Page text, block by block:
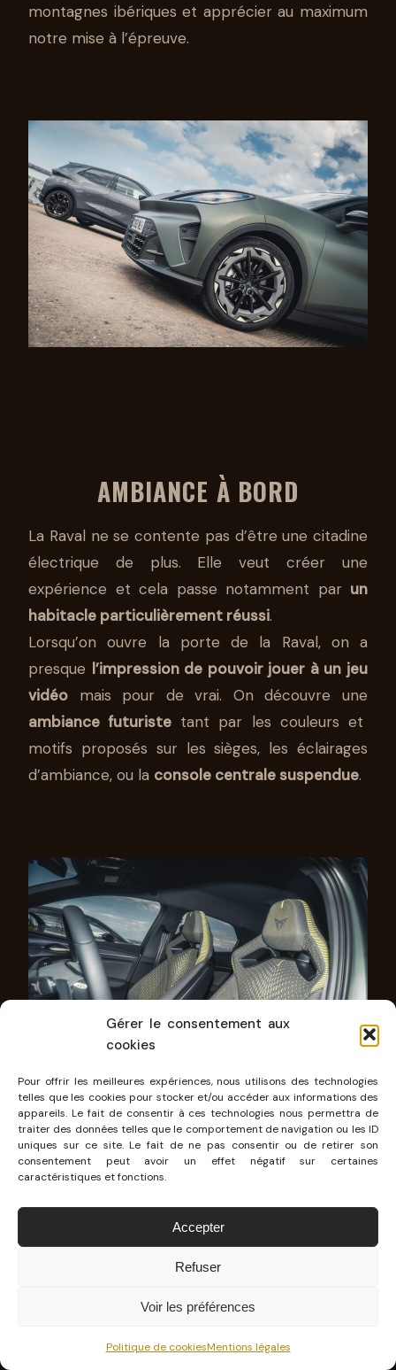
Gérer le consentement aux
cookies
Pour offrir les meilleures expériences, nous utilisons des technologies
telles que les cookies pour stocker et/ou accéder aux informations des
appareils. Le fait de consentir à ces technologies nous permettra de
traiter des données telles que le comportement de navigation ou les ID
uniques sur ce site. Le fait de ne pas consentir ou de retirer son
consentement peut avoir un effet négatif sur certaines
caractéristiques et fonctions.
Accepter
Refuser
Voir les préférences
Politique de cookiesMentions légales
montagnes ibériques et apprécier au maximum
notre mise à l’épreuve.
AMBIANCE À BORD
La Raval ne se contente pas d’être une citadine
électrique de plus. Elle veut créer une
expérience et cela passe notamment par un
habitacle particulièrement réussi.
Lorsqu’on ouvre la porte de la Raval, on a
presque l’impression de pouvoir jouer à un jeu
vidéo mais pour de vrai. On découvre une
ambiance futuriste tant par les couleurs et
motifs proposés sur les sièges, les éclairages
d’ambiance, ou la console centrale suspendue.
Lessièges baquetscontribuent à cette
La pièce maîtresse de cet
habitacle ? C’est donc sans hésitation, les
. Si vous pensez que cette bombinette a
fait l’impasse sur le confort en adoptant des
baquets sont là pour le maintien lors d’une